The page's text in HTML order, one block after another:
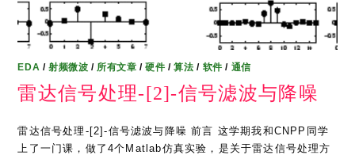
EDA /射频微波 / 所有文章 /硬件 /算法 / 软件 / 通信
雷达信号处理-[2]-信号滤波与降噪
雷达信号处理-[2]-信号滤波与降噪 前言 这学期我和CNPP同学
上了一门课，做了4个Matlab仿真实验，是关于雷达信号处理方